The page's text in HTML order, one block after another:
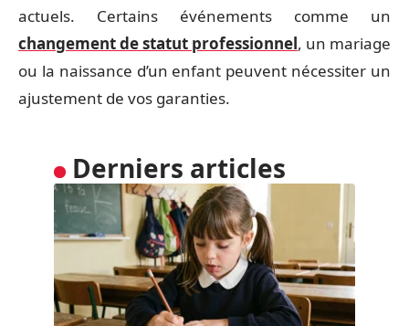
actuels. Certains événements comme un
changement de statut professionnel, un mariage
ou la naissance d’un enfant peuvent nécessiter un
ajustement de vos garanties.
Derniers articles